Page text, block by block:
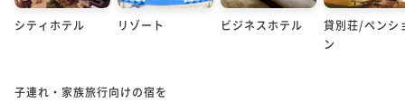
シティホテル リゾート ビジネスホテル
貸別荘/ペンシ
ン
子連れ・家族旅行向けの宿を